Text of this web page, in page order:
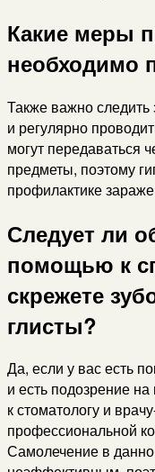
Какие меры
необходимо
Также важно следить
и регулярно
могут передаваться
предметы, поэтому
профилактике
Следует ли
помощью к
скрежете
глисты?
Да, если у вас есть
и есть подозрение
к стоматологу и
профессиональной
Самолечение в